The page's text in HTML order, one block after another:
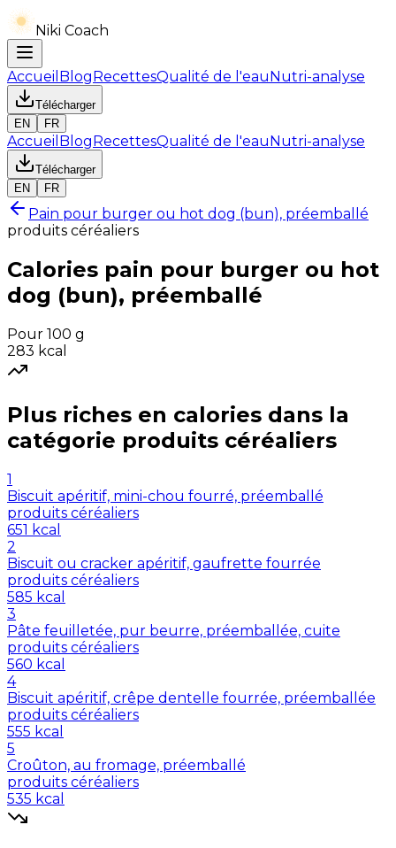
Niki Coach
Accueil BlogRecettesQualité de l'eauNutri-analyse
Télécharger
EN
FR
Accueil BlogRecettesQualité de l'eauNutri-analyse
Télécharger
EN
FR
Pain pour burger ou hot dog (bun), préemballé
produits céréaliers
Calories pain pour burger ou hot
dog (bun), préemballé
Pour 100 g
283 kcal
Plus riches en calories dans la
catégorie produits céréaliers
1
Biscuit apéritif, mini-chou fourré, préemballé
produits céréaliers
651 kcal
2
Biscuit ou cracker apéritif, gaufrette fourrée
produits céréaliers
585 kcal
3
Pâte feuilletée, pur beurre, préemballée, cuite
produits céréaliers
560 kcal
4
Biscuit apéritif, crêpe dentelle fourrée, préemballée
produits céréaliers
555 kcal
5
Croûton, au fromage, préemballé
produits céréaliers
535 kcal